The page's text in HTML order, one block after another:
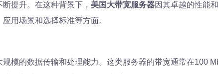
提升。在这种背景下， 美国大带宽服务器因其卓越的性能
用场景和选择标准等方面。
模的数据传输和处理能力。这类服务器的带宽通常在100